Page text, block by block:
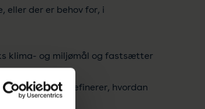
eller der er behov for, i
klima- og miljømål og fastsætter
der definerer, hvordan
bæredygtige.